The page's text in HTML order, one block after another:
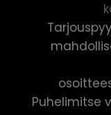
Puhelimitse